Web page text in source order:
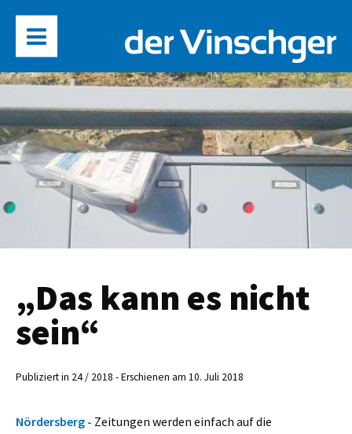
„Das kann es nicht
sein“
Publiziert in 24 / 2018 - Erschienen am 10. Juli 2018
Nördersberg - Zeitungen werden einfach auf die